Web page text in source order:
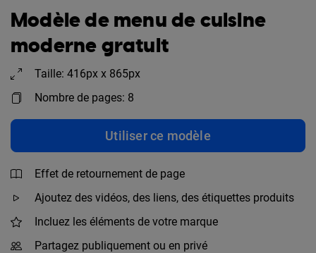
Modèle de menu de cuisine
moderne gratuit
Taille: 416px x 865px
Nombre de pages: 8
Utiliser ce modèle
Effet de retournement de page
Ajoutez des vidéos, des liens, des étiquettes produits
Incluez les éléments de votre marque
Partagez publiquement ou en privé